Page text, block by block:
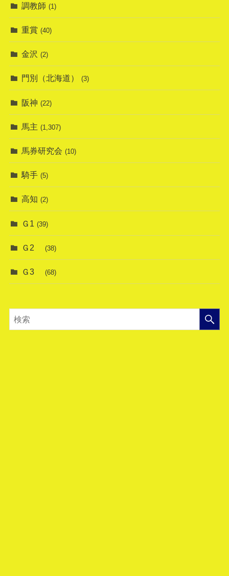
調教師 (1)
重賞 (40)
金沢 (2)
門別（北海道） (3)
阪神 (22)
馬主 (1,307)
馬券研究会 (10)
騎手 (5)
高知 (2)
Ｇ1 (39)
Ｇ2 (38)
Ｇ3 (68)